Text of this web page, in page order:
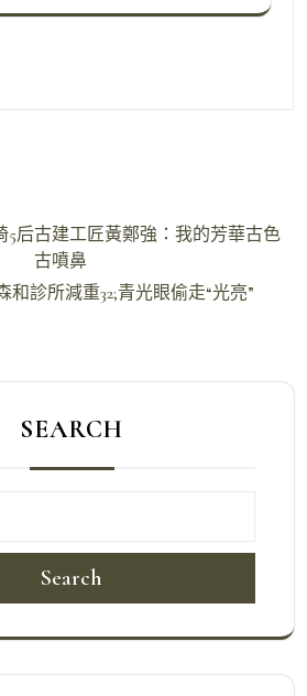
5后古建工匠黃鄭強：我的芳華古色
古噴鼻
和診所減重32;青光眼偷走“光亮”
SEARCH
Search